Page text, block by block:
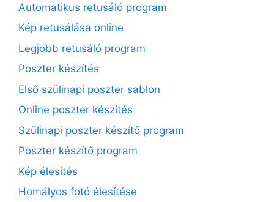
Automatikus retusáló program
Kép retusálása online
Legjobb retusáló program
Poszter készítés
Első szülinapi poszter sablon
Online poszter készítés
Szülinapi poszter készítő program
Poszter készítő program
Kép élesítés
Homályos fotó élesítése